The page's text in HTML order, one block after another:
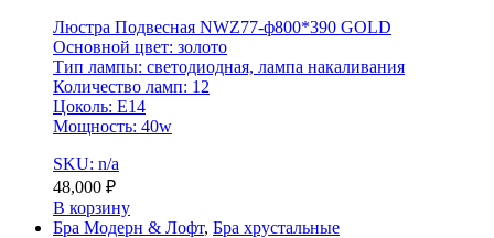
Люстра Подвесная NWZ77-ф800*390 GOLD
Основной цвет: золото
Тип лампы: светодиодная, лампа накаливания
Количество ламп: 12
Цоколь: E14
Мощность: 40w
SKU: n/a
48,000 ₽
В корзину
Бра Модерн & Лофт, Бра хрустальные